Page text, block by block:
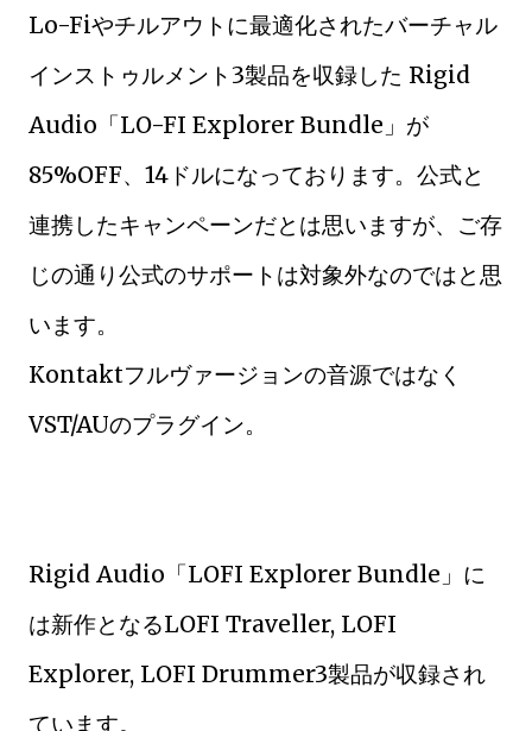
Lo-Fiやチルアウトに最適化されたバーチャル
インストゥルメント3製品を収録した Rigid
Audio「LO-FI Explorer Bundle」が
85%OFF、14ドルになっております。公式と
連携したキャンペーンだとは思いますが、ご存
じの通り公式のサポートは対象外なのではと思
います。
Kontaktフルヴァージョンの音源ではなく
VST/AUのプラグイン。
Rigid Audio「LOFI Explorer Bundle」に
は新作となるLOFI Traveller, LOFI
Explorer, LOFI Drummer3製品が収録され
ています。